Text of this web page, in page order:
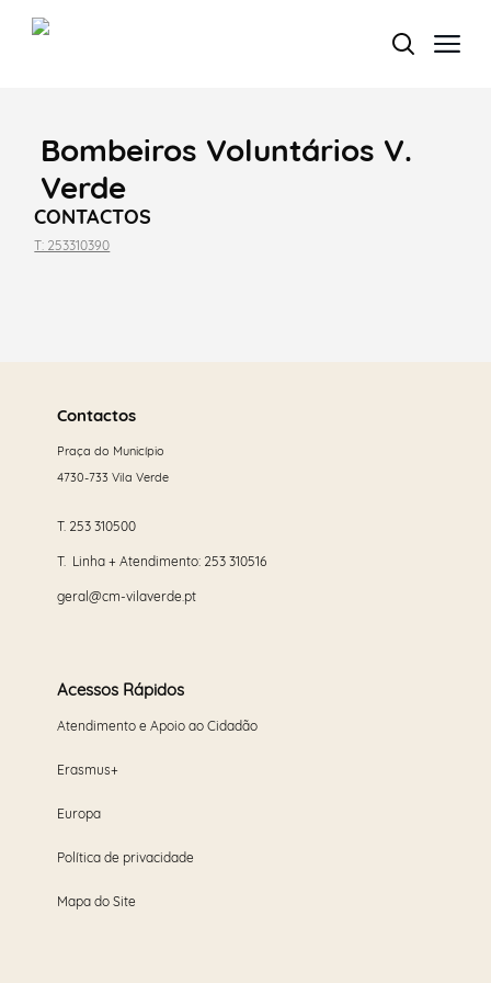
Termo de Pesquisa
Filtros
Bombeiros Voluntários V.
Verde
CONTACTOS
T: 253310390
maisContactos
Praça do Município
4730-733 Vila Verde
T. 253 310500
T. Linha + Atendimento: 253 310516
geral@cm-vilaverde.pt
Acessos Rápidos
Atendimento e Apoio ao Cidadão
Erasmus+
Europa
Política de privacidade
Mapa do Site